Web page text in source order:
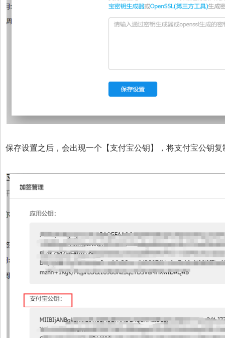
保存设置之后，会出现一个【支付宝公钥】，将支付宝公钥